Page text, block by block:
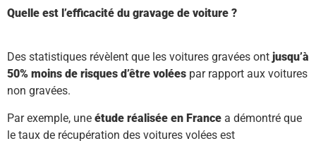
Quelle est l’efficacité du gravage de voiture ?
Des statistiques révèlent que les voitures gravées ont jusqu’à
50% moins de risques d’être volées par rapport aux voitures
non gravées.
Par exemple, une étude réalisée en France a démontré que
le taux de récupération des voitures volées est